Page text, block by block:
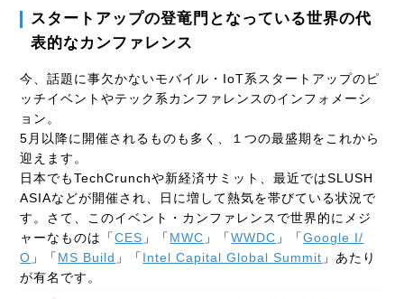
スタートアップの登竜門となっている世界の代
表的なカンファレンス
今、話題に事欠かないモバイル・IoT系スタートアップのピ
ッチイベントやテック系カンファレンスのインフォメーシ
ョン。
5月以降に開催されるものも多く、１つの最盛期をこれから
迎えます。
日本でもTechCrunchや新経済サミット、最近ではSLUSH
ASIAなどが開催され、日に増して熱気を帯びている状況で
す。さて、このイベント・カンファレンスで世界的にメジ
ャーなものは「CES 」「 MWC 」「WWDC 」「Google I/
O 」「 MS Build 」「 Intel Capital Global Summit 」あたり
が有名です。